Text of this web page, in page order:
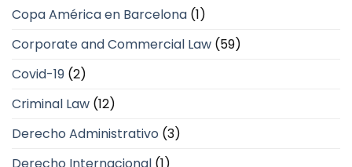
Copa América en Barcelona (1)
Corporate and Commercial Law (59)
Covid-19 (2)
Criminal Law (12)
Derecho Administrativo (3)
Derecho Internacional (1)